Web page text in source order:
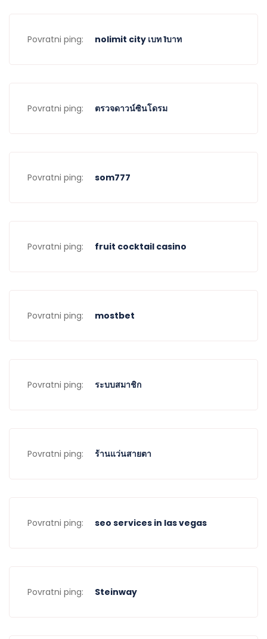
Povratni ping: nolimit city เบท 1บาท
Povratni ping: ตรวจดาวน์ซินโดรม
Povratni ping: som777
Povratni ping: fruit cocktail casino
Povratni ping: mostbet
Povratni ping: ระบบสมาชิก
Povratni ping: ร้านแว่นสายตา
Povratni ping: seo services in las vegas
Povratni ping: Steinway